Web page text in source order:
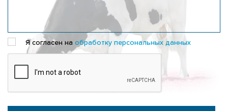
Я согласен на обработку персональных данных